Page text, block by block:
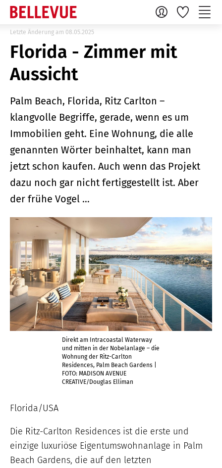
Letzte Änderung am 08.05.2025
Florida - Zimmer mit
Aussicht
Palm Beach, Florida, Ritz Carlton –
klangvolle Begriffe, gerade, wenn es um
Immobilien geht. Eine Wohnung, die alle
genannten Wörter beinhaltet, kann man
jetzt schon kaufen. Auch wenn das Projekt
dazu noch gar nicht fertiggestellt ist. Aber
der frühe Vogel …
Direkt am Intracoastal Waterway
und mitten in der Nobelanlage – die
Wohnung der Ritz-Carlton
Residences, Palm Beach Gardens |
FOTO: MADISON AVENUE
CREATIVE/Douglas Elliman
Florida/USA
Die Ritz-Carlton Residences ist die erste und
einzige luxuriöse Eigentumswohnanlage in Palm
Beach Gardens, die auf den letzten